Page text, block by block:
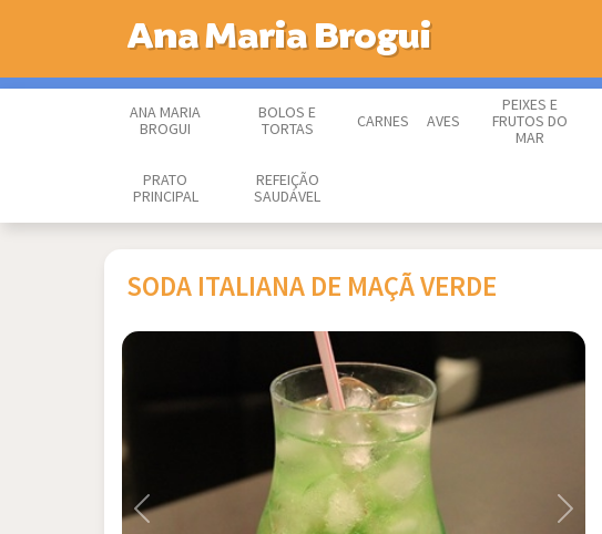
Ana Maria Brogui
ANA MARIA
BROGUI
BOLOS E
TORTAS
CARNES AVES
PEIXES E
FRUTOS DO
MAR
PRATO
PRINCIPAL
REFEIÇÃO
SAUDÁVEL
SODA ITALIANA DE MAÇÃ VERDE
Previous Next